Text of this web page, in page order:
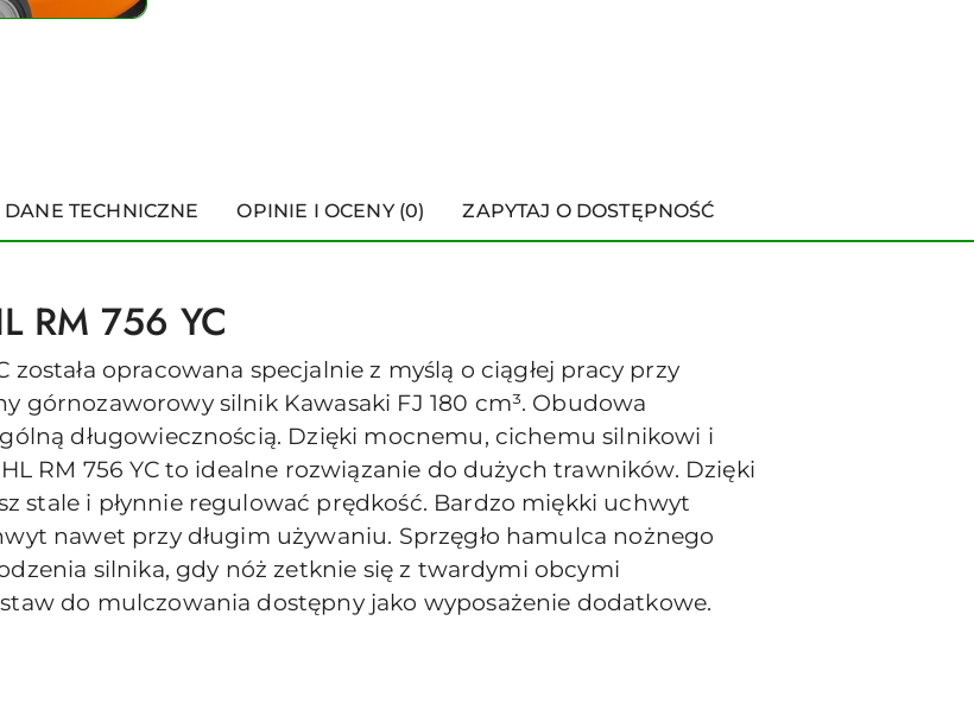
DANE TECHNICZNE OPINIE I OCENY (0) ZAPYTAJ O DOSTĘPNOŚĆ
RM 756 YC
została opracowana specjalnie z myślą o ciągłej pracy przy
górnozaworowy silnik Kawasaki FJ 180 cm³. Obudowa
długowiecznością. Dzięki mocnemu, cichemu silnikowi i
RM 756 YC to idealne rozwiązanie do dużych trawników. Dzięki
stale i płynnie regulować prędkość. Bardzo miękki uchwyt
nawet przy długim używaniu. Sprzęgło hamulca nożnego
silnika, gdy nóż zetknie się z twardymi obcymi
do mulczowania dostępny jako wyposażenie dodatkowe.